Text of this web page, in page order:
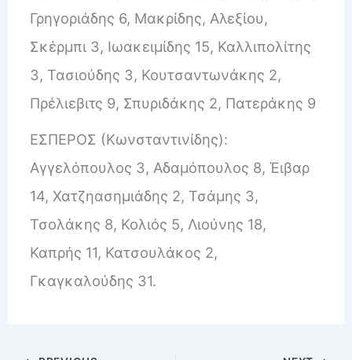
Γρηγοριάδης 6, Μακρίδης, Αλεξίου,
Σκέρμπι 3, Ιωακειμίδης 15, Καλλιπολίτης
3, Τασιούδης 3, Κουτσαντωνάκης 2,
Πρέλιεβιτς 9, Σπυριδάκης 2, Πατεράκης 9
ΕΣΠΕΡΟΣ (Κωνσταντινίδης):
Αγγελόπουλος 3, Αδαμόπουλος 8, Έιβαρ
14, Χατζηασημιάδης 2, Τσάμης 3,
Τσολάκης 8, Κολιός 5, Λιούνης 18,
Καπρής 11, Κατσουλάκος 2,
Γκαγκαλούδης 31.